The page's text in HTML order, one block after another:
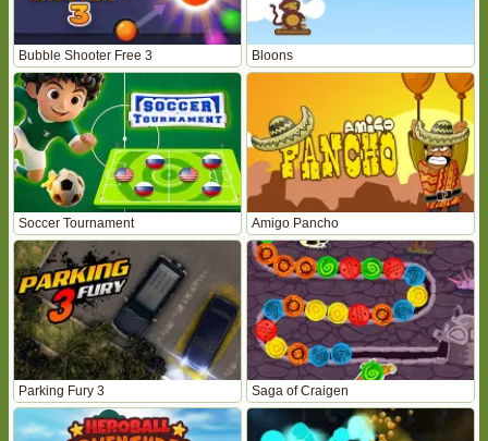
Bubble Shooter Free 3 Bloons
Soccer Tournament Amigo Pancho
Parking Fury 3 Saga of Craigen